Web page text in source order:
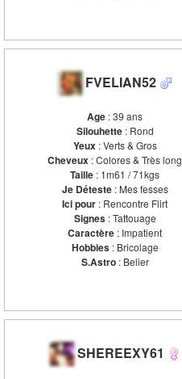
FVELIAN52
Age : 39 ans
Silouhette: Rond
Yeux : Verts & Gros
Cheveux : Colores & Très long
Taille : 1m61 / 71kgs
Je Déteste: Mes fesses
Ici pour : Rencontre Flirt
Signes: Tattouage
Caractère : Impatient
Hobbies: Bricolage
S.Astro: Belier
SHEREEXY61